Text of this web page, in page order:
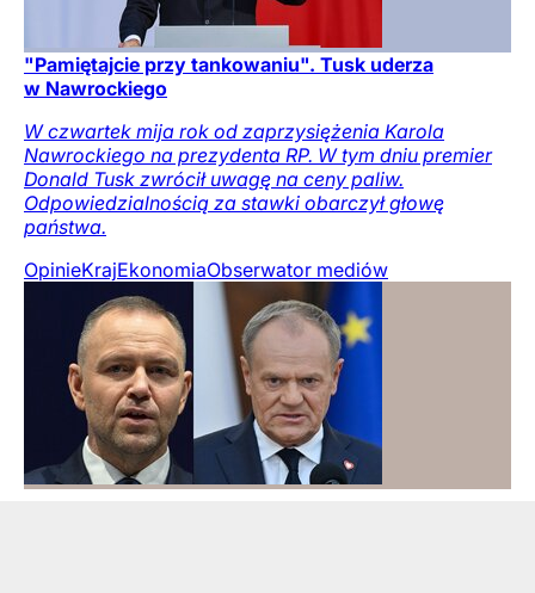
"Pamiętajcie przy tankowaniu". Tusk uderza
w Nawrockiego
W czwartek mija rok od zaprzysiężenia Karola
Nawrockiego na prezydenta RP. W tym dniu premier
Donald Tusk zwrócił uwagę na ceny paliw.
Odpowiedzialnością za stawki obarczył głowę
państwa.
OpinieKrajEkonomiaObserwator mediów